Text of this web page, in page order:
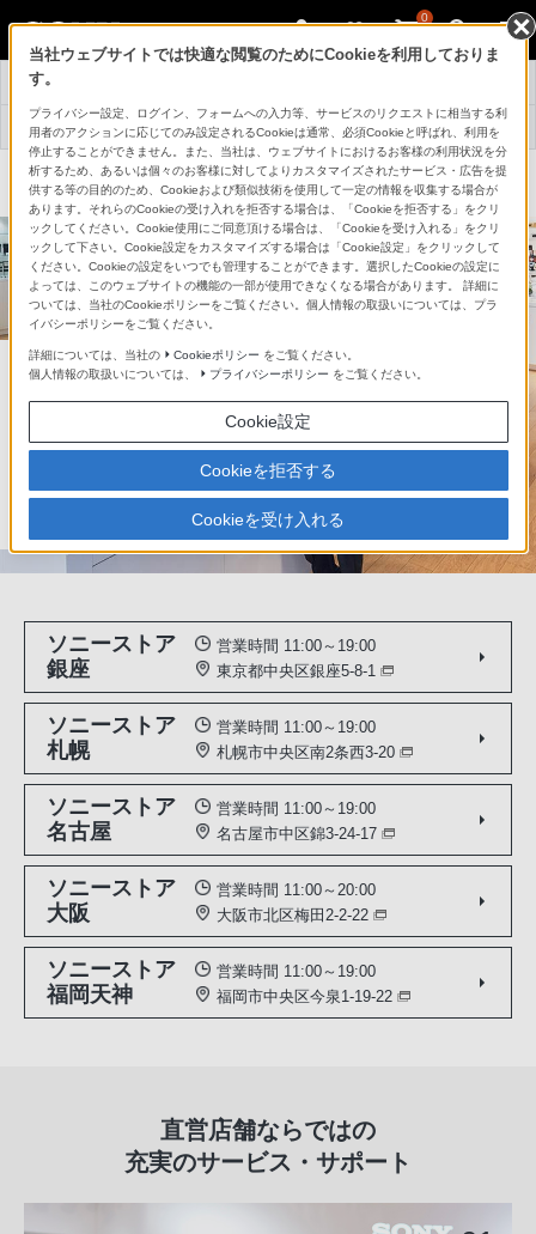
0
店舗情報・
アクセス
採用情報
よくある
お問い合わせ
ソニーストア 店舗のご案内
見て
心踊る体験を。
「スタイリスト」がお客様の生活を
豊かにするお手伝いをいたします
ソニーストア
銀座
営業時間 11:00～19:00
東京都中央区銀座5-8-1
ソニーストア
札幌
営業時間 11:00～19:00
札幌市中央区南2条西3-20
ソニーストア
名古屋
営業時間 11:00～19:00
名古屋市中区錦3-24-17
ソニーストア
大阪
営業時間 11:00～20:00
大阪市北区梅田2-2-22
ソニーストア
福岡天神
営業時間 11:00～19:00
福岡市中央区今泉1-19-22
直営店舗ならではの
充実のサービス・サポート
当社ウェブサイトでは快適な閲覧のためにCookieを利用しておりま
す。
プライバシー設定、ログイン、フォームへの入力等、サービスのリクエストに相当する利
用者のアクションに応じてのみ設定されるCookieは通常、必須Cookieと呼ばれ、利用を
停止することができません。また、当社は、ウェブサイトにおけるお客様の利用状況を分
析するため、あるいは個々のお客様に対してよりカスタマイズされたサービス・広告を提
供する等の目的のため、Cookieおよび類似技術を使用して一定の情報を収集する場合が
あります。それらのCookieの受け入れを拒否する場合は、「Cookieを拒否する」をクリ
ックしてください。Cookie使用にご同意頂ける場合は、「Cookieを受け入れる」をクリ
ックして下さい。Cookie設定をカスタマイズする場合は「Cookie設定」をクリックして
ください。Cookieの設定をいつでも管理することができます。選択したCookieの設定に
よっては、このウェブサイトの機能の一部が使用できなくなる場合があります。 詳細に
ついては、当社のCookieポリシーをご覧ください。個人情報の取扱いについては、プラ
イバシーポリシーをご覧ください。
詳細については、当社の Cookieポリシー をご覧ください。
個人情報の取扱いについては、
プライバシーポリシー をご覧ください。
Cookie設定
Cookieを拒否する
Cookieを受け入れる